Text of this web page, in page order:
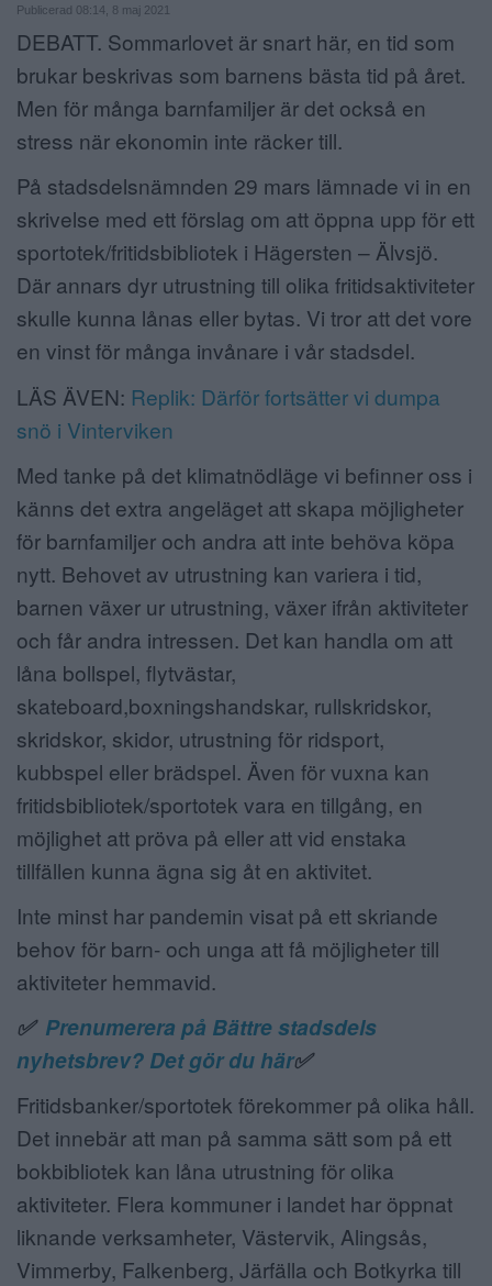
ANNONSERA
NÄRINGSLIV
Publicerad 08:14, 8 maj 2021
DEBATT. Sommarlovet är snart här, en tid som
brukar beskrivas som barnens bästa tid på året.
Men för många barnfamiljer är det också en
stress när ekonomin inte räcker till.
På stadsdelsnämnden 29 mars lämnade vi in en
skrivelse med ett förslag om att öppna upp för ett
sportotek/fritidsbibliotek i Hägersten – Älvsjö.
Där annars dyr utrustning till olika fritidsaktiviteter
skulle kunna lånas eller bytas. Vi tror att det vore
en vinst för många invånare i vår stadsdel.
LÄS ÄVEN: Replik: Därför fortsätter vi dumpa
snö i Vinterviken
Med tanke på det klimatnödläge vi befinner oss i
känns det extra angeläget att skapa möjligheter
för barnfamiljer och andra att inte behöva köpa
nytt. Behovet av utrustning kan variera i tid,
barnen växer ur utrustning, växer ifrån aktiviteter
och får andra intressen. Det kan handla om att
låna bollspel, flytvästar,
skateboard,boxningshandskar, rullskridskor,
skridskor, skidor, utrustning för ridsport,
kubbspel eller brädspel. Även för vuxna kan
fritidsbibliotek/sportotek vara en tillgång, en
möjlighet att pröva på eller att vid enstaka
tillfällen kunna ägna sig åt en aktivitet.
Inte minst har pandemin visat på ett skriande
behov för barn- och unga att få möjligheter till
aktiviteter hemmavid.
✅ Prenumerera på Bättre stadsdels
nyhetsbrev? Det gör du här✅
Fritidsbanker/sportotek förekommer på olika håll.
Det innebär att man på samma sätt som på ett
bokbibliotek kan låna utrustning för olika
aktiviteter. Flera kommuner i landet har öppnat
liknande verksamheter, Västervik, Alingsås,
Vimmerby, Falkenberg, Järfälla och Botkyrka till